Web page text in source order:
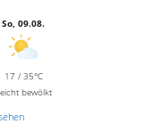
So, 09.08.
17 / 35°C
bewölkt